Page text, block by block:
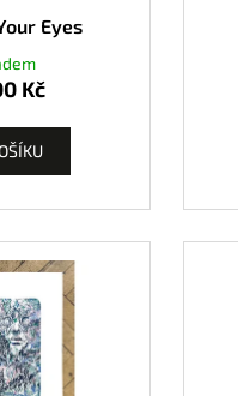
Eyes
Kč